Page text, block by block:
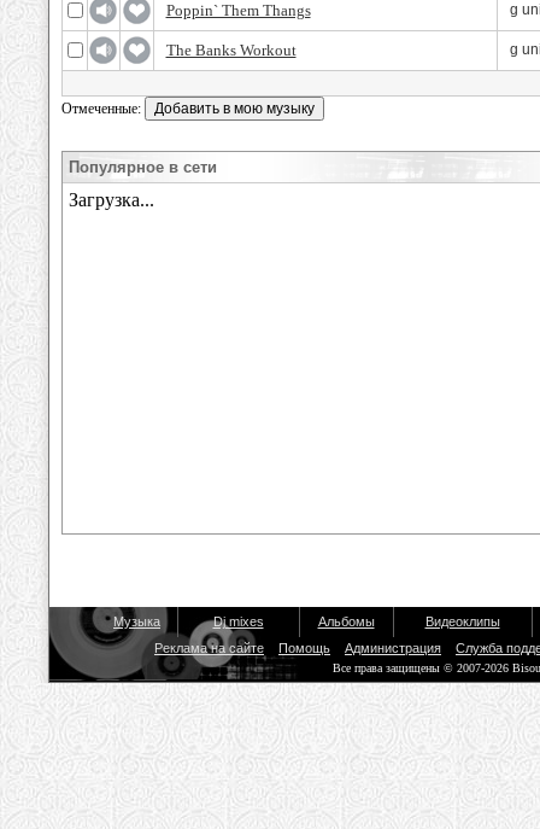
Poppin` Them Thangs g
The Banks Workout g
Отмеченные:
Популярное в сети
Музыка Dj mixes Альбомы
Видеоклипы
Реклама на сайте
Помощь Администрация Служба
Все права защищены © 2007-2026